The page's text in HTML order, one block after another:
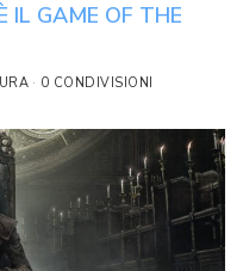
IL GAME OF THE
0 CONDIVISIONI